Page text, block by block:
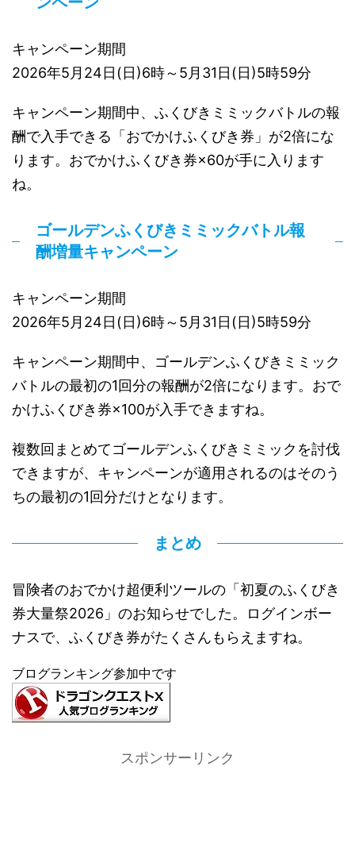
キャンペーン期間
2026年5月24日(日)6時～5月31日(日)5時59分
キャンペーン期間中、ふくびきミミックバトルの報
酬で入手できる「おでかけふくびき券」が2倍にな
ります。おでかけふくびき券×60が手に入ります
ね。
ゴールデンふくびきミミックバトル報
酬増量キャンペーン
キャンペーン期間
2026年5月24日(日)6時～5月31日(日)5時59分
キャンペーン期間中、ゴールデンふくびきミミック
バトルの最初の1回分の報酬が2倍になります。おで
かけふくびき券×100が入手できますね。
複数回まとめてゴールデンふくびきミミックを討伐
できますが、キャンペーンが適用されるのはそのう
ちの最初の1回分だけとなります。
まとめ
冒険者のおでかけ超便利ツールの「初夏のふくびき
券大量祭2026」のお知らせでした。ログインボー
ナスで、ふくびき券がたくさんもらえますね。
ブログランキング参加中です
スポンサーリンク